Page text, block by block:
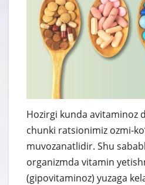
Hozirgi kunda avitaminoz
chunki ratsionimiz ozmi-
muvozanatlidir. Shu
organizmda vitamin
(gipovitaminoz) yuzaga